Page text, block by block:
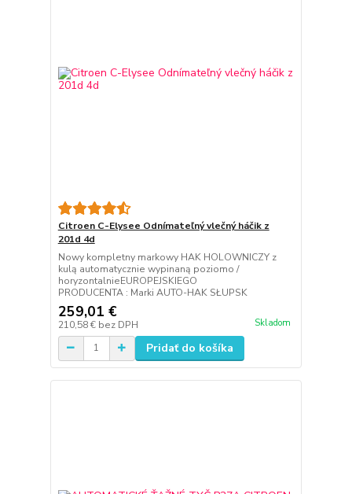
Citroen C-Elysee Odnímateľný vlečný háčik z
201d 4d
Nowy kompletny markowy HAK HOLOWNICZY z
kulą automatycznie wypinaną poziomo /
horyzontalnieEUROPEJSKIEGO
PRODUCENTA : Marki AUTO-HAK SŁUPSK
259,01 €
210,58 € bez DPH Skladom
Pridať do košíka